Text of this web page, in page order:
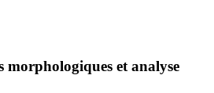
morphologiques et analyse